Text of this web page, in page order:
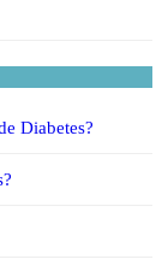
Diabetes?